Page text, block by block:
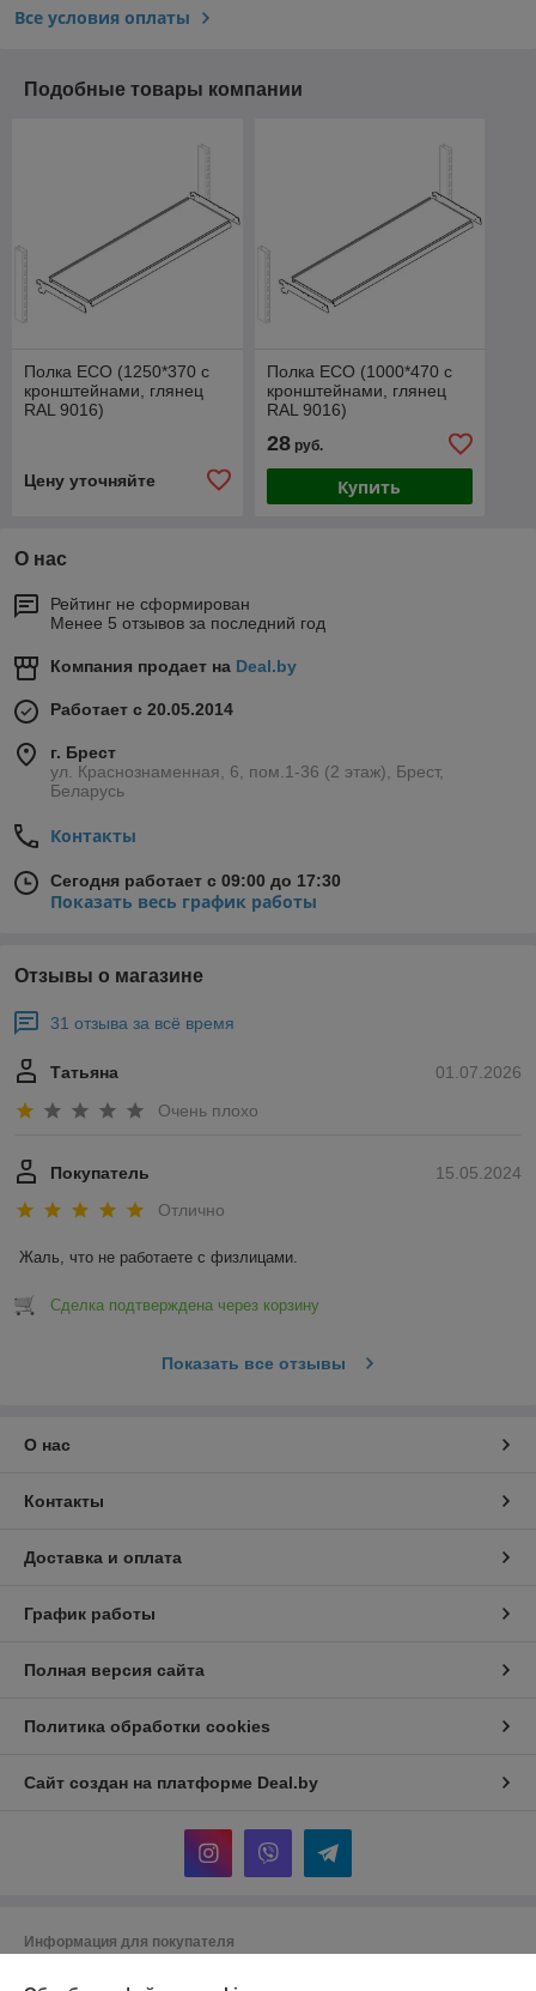
Все условия оплаты
Подобные товары компании
Полка ЕСО (1250*370 с
кронштейнами, глянец
RAL 9016)
Цену уточняйте
Полка ЕСО (1000*470 с
кронштейнами, глянец
RAL 9016)
28руб.
Купить
О нас
Рейтинг не сформирован
Менее 5 отзывов за последний год
Компания продает на Deal.by
Работает с 20.05.2014
г. Брест
ул. Краснознаменная, 6, пом.1-36 (2 этаж), Брест,
Беларусь
Контакты
Сегодня работает с 09:00 до 17:30
Показать весь график работы
Отзывы о магазине
31 отзыва за всё время
01.07.2026
Татьяна
Очень плохо
15.05.2024
Покупатель
Отлично
Жаль, что не работаете с физлицами.
Сделка подтверждена через корзину
Показать все отзывы
О нас
Контакты
Доставка и оплата
График работы
Полная версия сайта
Политика обработки cookies
Сайт создан на платформе Deal.by
Информация для покупателя